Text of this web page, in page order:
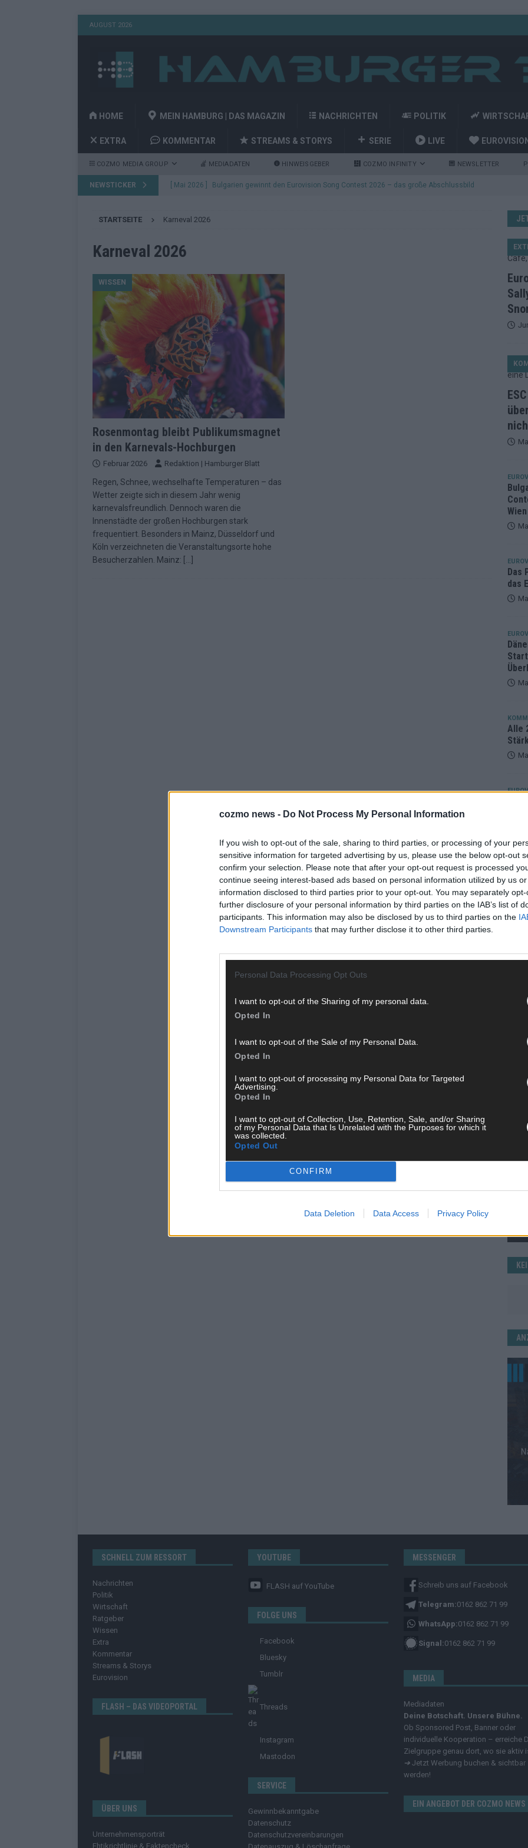
cozmo news - Do Not Process My Personal Information
If you wish to opt-out of the sale, sharing to third parties, or processing of your
sensitive information for targeted advertising by us, please use the below opt-out
confirm your selection. Please note that after your opt-out request is processed
continue seeing interest-based ads based on personal information utilized by us
information disclosed to third parties prior to your opt-out. You may separately
further disclosure of your personal information by third parties on the IAB’s list of
participants. This information may also be disclosed by us to third parties on the
Downstream Participants that may further disclose it to other third parties.
Personal Data Processing Opt Outs
I want to opt-out of the Sharing of my personal data.
Opted In
I want to opt-out of the Sale of my Personal Data.
Opted In
I want to opt-out of processing my Personal Data for Targeted
Advertising.
Opted In
I want to opt-out of Collection, Use, Retention, Sale, and/or Sharing
of my Personal Data that Is Unrelated with the Purposes for which it
was collected.
Opted Out
CONFIRM
Data Deletion Data Access Privacy Policy
AUGUST 2026
HOME MEIN HAMBURG | DAS MAGAZIN NACHRICHTEN POLITIK
EXTRA KOMMENTAR STREAMS & STORYS SERIE LIVE EUROVISION
COZMO MEDIA GROUP MEDIADATEN HINWEISGEBER COZMO INFINITY NEWSLETTER
NEWSTICKER [ Mai 2026 ] Bulgarien gewinnt den Eurovision Song Contest 2026 – das große Abschlussbild
Highlights
2026 im Überblick EUROVISION
[ Mai 2026 ] Alle 25 ESC-Finalisten auf dem Prüfstand: Stärken, Schwächen und unsere Tipps
KOMMENTAR
[ Mai 2026 ] Vier Sieger gleichzeitig, Manipulationsverdacht, Jury-Comeback: Die turbulente
Geschichte der ESC-Wertung
[ Mai 2026 ] Das Warten hat ein Ende: ESC 2026 – alle 26 Finalteilnehmer für Wien im Überblick
EUROVISION
[ Mai 2026 ] „Unknown“ war stark, der Rest war nett: Das zweite ESC-Halbfinale im
redaktionellen Urteil
[ Mai 2026 ] ESC-Halbfinale 2 in Zahlen: Wer kommt fast sicher weiter – und wer zittert bis zum
Schluss? EXTRA
[ Juni 2026 ] Europa-Park 2026: 18 Themenbereiche, Sallys Café, Westernbrauerei und Snorri im
Kino EXTRA
[ Mai 2026 ] ESC 2026: Ein Sieger, der klar überzeugt – und eine Debatte, die nicht aufhört
KOMMENTAR
STARTSEITE Karneval 2026
Karneval 2026
WISSEN
Rosenmontag bleibt Publikumsmagnet
in den Karnevals-Hochburgen
Februar 2026 Redaktion | Hamburger Blatt
Regen, Schnee, wechselhafte Temperaturen – das
Wetter zeigte sich in diesem Jahr wenig
karnevalsfreundlich. Dennoch waren die
Innenstädte der großen Hochburgen stark
frequentiert. Besonders in Mainz, Düsseldorf und
Köln verzeichneten die Veranstaltungsorte hohe
Besucherzahlen. Mainz:
Wien
Das
das
Alle
SCHNELL ZUM RESSORT
Nachrichten
Politik
Wirtschaft
Ratgeber
Wissen
Extra
Kommentar
Streams & Storys
Eurovision
FLASH – DAS VIDEOPORTAL
ÜBER UNS
Unternehmensporträt
Ehtikrichtlinie & Faktencheck
YOUTUBE
FLASH auf YouTube
FOLGE UNS
Facebook
Bluesky
Tumblr
Threads
Instagram
Mastodon
SERVICE
Gewinnbekanntgabe
Datenschutz
Datenschutzvereinbarungen
MESSENGER
Schreib uns auf Facebook
Telegram:0162 862 71 99
WhatsApp:0162 862 71 99
Signal:0162 862 71 99
MEDIA
Mediadaten
Deine Botschaft. Unsere Bühne.
Ob Sponsored Post, Banner oder
individuelle Kooperation – erreiche
Zielgruppe genau dort, wo sie aktiv
➔ Jetzt Werbung buchen & sichtbar
werden!
EIN ANGEBOT DER COZMO NEWS